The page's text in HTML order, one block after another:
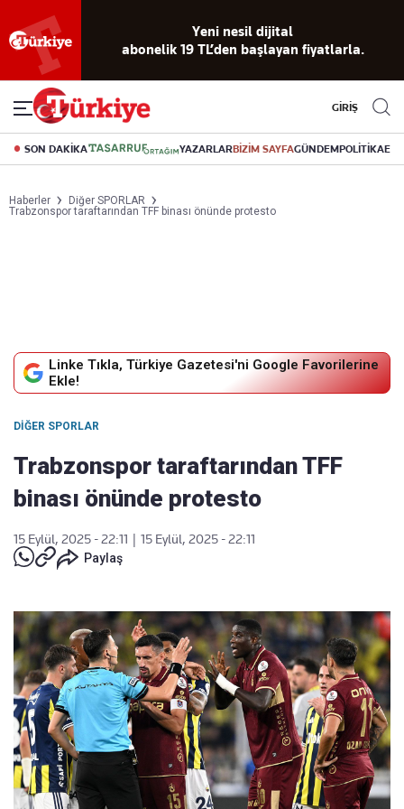
Yeni nesil dijital
abonelik 19 TL’den başlayan fiyatlarla.
GİRİŞ
SON DAKİKA YAZARLARBİZİM SAYFAGÜNDEMPOLİTİKA
Haberler
Diğer SPORLAR
Trabzonspor taraftarından TFF binası önünde protesto
Linke Tıkla, Türkiye Gazetesi'ni Google Favorilerine
Ekle!
DIĞER SPORLAR
Trabzonspor taraftarından TFF
binası önünde protesto
15 Eylül, 2025 - 22:11
15 Eylül, 2025 - 22:11
Paylaş